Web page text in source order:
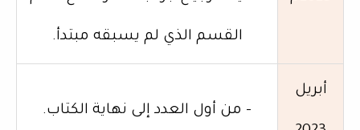
القسم الذي لم يسبقه مبتدأ.
أبريل
- من أول العدد إلى نهاية الكتاب.